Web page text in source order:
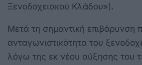
Ξενοδοχειακού Κλάδου»).
Μετά τη σημαντική επιβάρυνση
ανταγωνιστικότητα του
λόγω της εκ νέου αύξησης του